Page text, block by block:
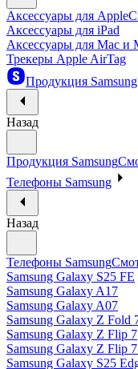
Аксессуары для Apple
Аксессуары для iPad
Аксессуары для Mac и
Трекеры Apple AirTag
Продукция Samsung
Назад
Продукция Samsung
Телефоны Samsung
Назад
Телефоны Samsung
Samsung Galaxy S25 FE
Samsung Galaxy A17
Samsung Galaxy A07
Samsung Galaxy Z Fold
Samsung Galaxy Z Flip 7
Samsung Galaxy Z Flip
Samsung Galaxy S25